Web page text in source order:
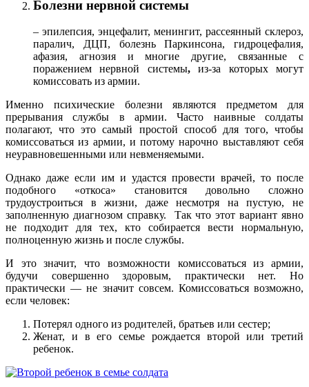
Болезни нервной системы
– эпилепсия, энцефалит, менингит, рассеянный склероз,
паралич, ДЦП, болезнь Паркинсона, гидроцефалия,
афазия, агнозия и многие другие, связанные с
поражением нервной системы,из-за которых могут
комиссовать из армии.
Именно психические болезни являются предметом для
прерывания службы в армии. Часто наивные солдаты
полагают, что это самый простой способ для того, чтобы
комиссоваться из армии, и потому нарочно выставляют себя
неуравновешенными или невменяемыми.
Однако даже если им и удастся провести врачей, то после
подобного «откоса» становится довольно сложно
трудоустроиться в жизни, даже несмотря на пустую, не
заполненную диагнозом справку. Так что этот вариант явно
не подходит для тех, кто собирается вести нормальную,
полноценную жизнь и после службы.
И это значит, что возможности комиссоваться из армии,
будучи совершенно здоровым, практически нет. Но
практически — не значит совсем. Комиссоваться возможно,
если человек:
Потерял одного из родителей, братьев или сестер;
Женат, и в его семье рождается второй или третий
ребенок.